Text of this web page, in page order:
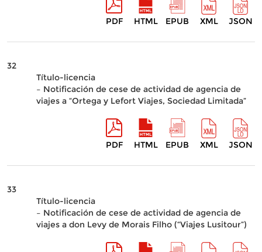
PDF HTML EPUB XML JSON
32
Título-licencia
– Notificación de cese de actividad de agencia de
viajes a “Ortega y Lefort Viajes, Sociedad Limitada”
PDF HTML EPUB XML JSON
33
Título-licencia
– Notificación de cese de actividad de agencia de
viajes a don Levy de Morais Filho (“Viajes Lusitour”)